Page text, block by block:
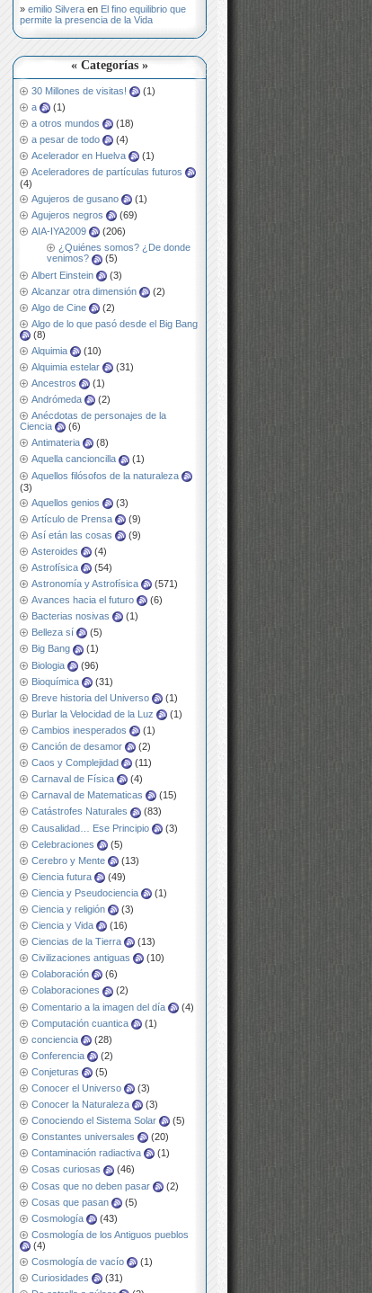
emilio Silvera en El fino equilibrio que
permite la presencia de la Vida
« Categorías »
30 Millones de visitas!
(1)
a
(1)
a otros mundos
(18)
a pesar de todo
(4)
Acelerador en Huelva
(1)
Aceleradores de partículas futuros
(4)
Agujeros de gusano
(1)
Agujeros negros
(69)
AIA-IYA2009
(206)
¿Quiénes somos? ¿De donde
venimos?
(5)
Albert Einstein
(3)
Alcanzar otra dimensión
(2)
Algo de Cine
(2)
Algo de lo que pasó desde el Big Bang
(8)
Alquimia
(10)
Alquimia estelar
(31)
Ancestros
(1)
Andrómeda
(2)
Anécdotas de personajes de la
Ciencia
(6)
Antimateria
(8)
Aquella cancioncilla
(1)
Aquellos filósofos de la naturaleza
(3)
Aquellos genios
(3)
Artículo de Prensa
(9)
Así etán las cosas
(9)
Asteroides
(4)
Astrofísica
(54)
Astronomía y Astrofísica
(571)
Avances hacia el futuro
(6)
Bacterias nosivas
(1)
Belleza sí
(5)
Big Bang
(1)
Biologia
(96)
Bioquímica
(31)
Breve historia del Universo
(1)
Burlar la Velocidad de la Luz
(1)
Cambios inesperados
(1)
Canción de desamor
(2)
Caos y Complejidad
(11)
Carnaval de Física
(4)
Carnaval de Matematicas
(15)
Catástrofes Naturales
(83)
Causalidad… Ese Principio
(3)
Celebraciones
(5)
Cerebro y Mente
(13)
Ciencia futura
(49)
Ciencia y Pseudociencia
(1)
Ciencia y religión
(3)
Ciencia y Vida
(16)
Ciencias de la Tierra
(13)
Civilizaciones antiguas
(10)
Colaboración
(6)
Colaboraciones
(2)
Comentario a la imagen del día
(4)
Computación cuantica
(1)
conciencia
(28)
Conferencia
(2)
Conjeturas
(5)
Conocer el Universo
(3)
Conocer la Naturaleza
(3)
Conociendo el Sistema Solar
(5)
Constantes universales
(20)
Contaminación radiactiva
(1)
Cosas curiosas
(46)
Cosas que no deben pasar
(2)
Cosas que pasan
(5)
Cosmología
(43)
Cosmología de los Antiguos pueblos
(4)
Cosmología de vacío
(1)
Curiosidades
(31)